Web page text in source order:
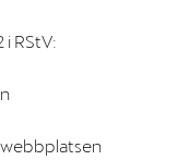
i RStV: